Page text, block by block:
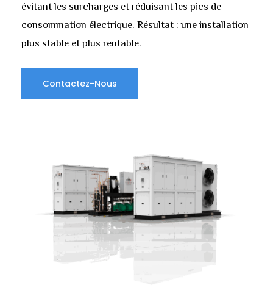
évitant les surcharges et réduisant les pics de
consommation électrique. Résultat : une installation
plus stable et plus rentable.
Contactez-Nous